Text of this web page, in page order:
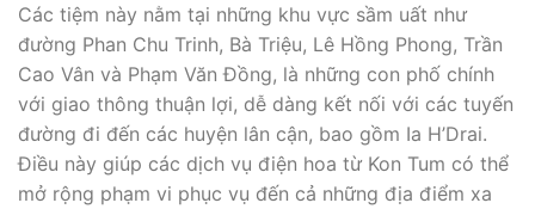
Các tiệm này nằm tại những khu vực sầm uất như
đường Phan Chu Trinh, Bà Triệu, Lê Hồng Phong, Trần
Cao Vân và Phạm Văn Đồng, là những con phố chính
với giao thông thuận lợi, dễ dàng kết nối với các tuyến
đường đi đến các huyện lân cận, bao gồm Ia H’Drai.
Điều này giúp các dịch vụ điện hoa từ Kon Tum có thể
mở rộng phạm vi phục vụ đến cả những địa điểm xa